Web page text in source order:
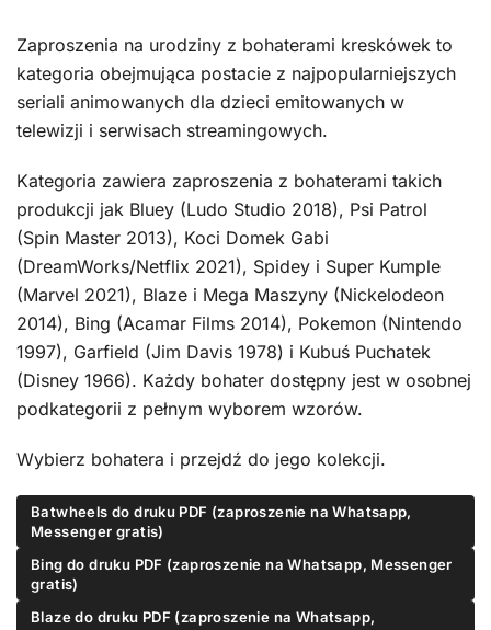
Zaproszenia na urodziny z bohaterami kreskówek to
kategoria obejmująca postacie z najpopularniejszych
seriali animowanych dla dzieci emitowanych w
telewizji i serwisach streamingowych.
Kategoria zawiera zaproszenia z bohaterami takich
produkcji jak Bluey (Ludo Studio 2018), Psi Patrol
(Spin Master 2013), Koci Domek Gabi
(DreamWorks/Netflix 2021), Spidey i Super Kumple
(Marvel 2021), Blaze i Mega Maszyny (Nickelodeon
2014), Bing (Acamar Films 2014), Pokemon (Nintendo
1997), Garfield (Jim Davis 1978) i Kubuś Puchatek
(Disney 1966). Każdy bohater dostępny jest w osobnej
podkategorii z pełnym wyborem wzorów.
Wybierz bohatera i przejdź do jego kolekcji.
Batwheels do druku PDF (zaproszenie na Whatsapp,
Messenger gratis)
Bing do druku PDF (zaproszenie na Whatsapp, Messenger
gratis)
Blaze do druku PDF (zaproszenie na Whatsapp,